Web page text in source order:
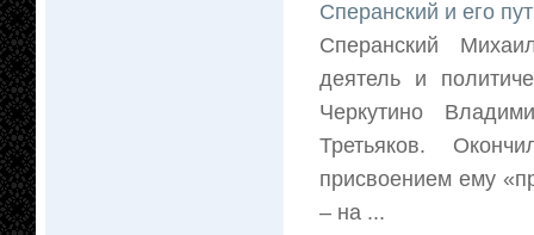
Сперанский и его
Сперанский
деятель и
Черкутино
Третьяков.
присвоением ему
– на ...